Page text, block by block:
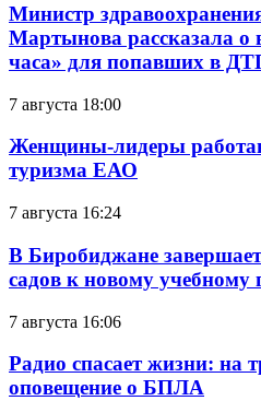
Министр
Мартынова рассказала о
часа» для попавших в
7 августа 18:00
Женщины-лидеры
туризма ЕАО
7 августа 16:24
В Биробиджане
садов к новому учебному
7 августа 16:06
Радио спасает жизни: на
оповещение о БПЛА